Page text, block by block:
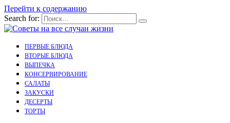
Перейти к содержанию
Search for:
ПЕРВЫЕ БЛЮДА
ВТОРЫЕ БЛЮДА
ВЫПЕЧКА
КОНСЕРВИРОВАНИЕ
САЛАТЫ
ЗАКУСКИ
ДЕСЕРТЫ
ТОРТЫ